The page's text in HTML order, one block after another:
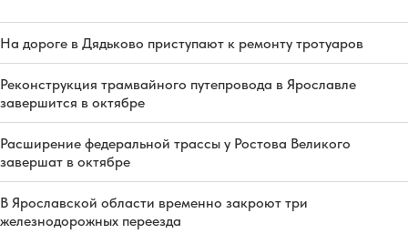
На дороге в Дядьково приступают к ремонту тротуаров
Реконструкция трамвайного путепровода в Ярославле
завершится в октябре
Расширение федеральной трассы у Ростова Великого
завершат в октябре
В Ярославской области временно закроют три
железнодорожных переезда